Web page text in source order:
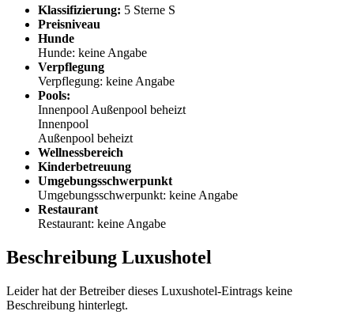
Klassifizierung: 5 Sterne S
Preisniveau
Hunde
Hunde: keine Angabe
Verpflegung
Verpflegung: keine Angabe
Pools:
Innenpool Außenpool beheizt
Innenpool
Außenpool beheizt
Wellnessbereich
Kinderbetreuung
Umgebungsschwerpunkt
Umgebungsschwerpunkt: keine Angabe
Restaurant
Restaurant: keine Angabe
Beschreibung Luxushotel
Leider hat der Betreiber dieses Luxushotel-Eintrags keine
Beschreibung hinterlegt.